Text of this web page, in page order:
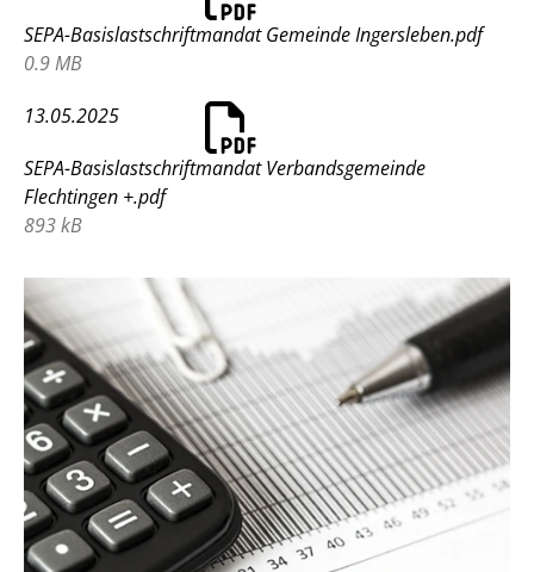
SEPA-Basislastschriftmandat Gemeinde Ingersleben.pdf
0.9 MB
13.05.2025
SEPA-Basislastschriftmandat Verbandsgemeinde
Flechtingen +.pdf
893 kB